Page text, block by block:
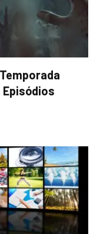
Episódios